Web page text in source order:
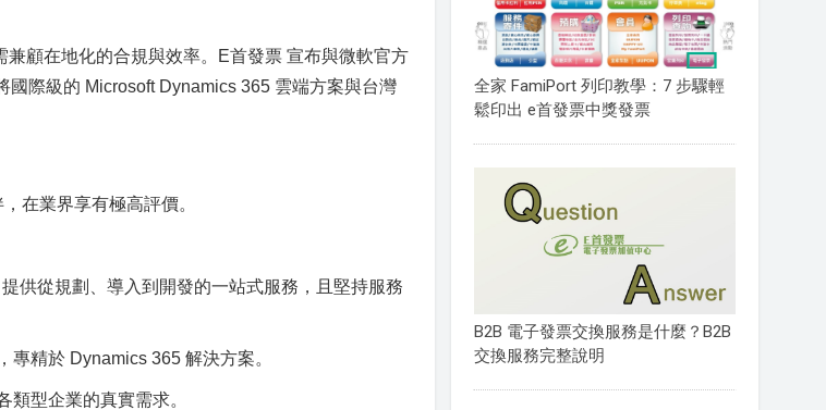
顧在地化的合規與效率。E首發票 宣布與微軟官方
際級的 Microsoft Dynamics 365 雲端方案與台灣
在業界享有極高評價。
供從規劃、導入到開發的一站式服務，且堅持服務
精於 Dynamics 365 解決方案。
型企業的真實需求。
全家 FamiPort 列印教學：7 步驟輕
鬆印出 e首發票中獎發票
B2B 電子發票交換服務是什麼？B2B
交換服務完整說明